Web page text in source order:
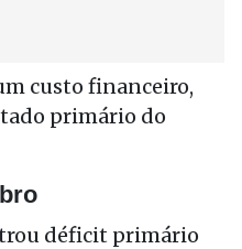
custo financeiro,
primário do
déficit primário